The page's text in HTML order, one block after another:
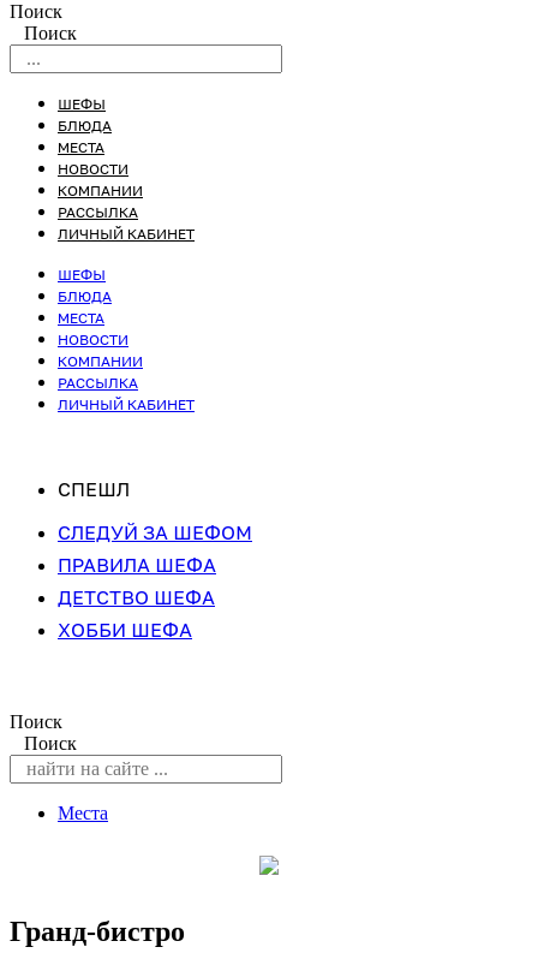
Поиск
Поиск
ШЕФЫ
БЛЮДА
МЕСТА
НОВОСТИ
КОМПАНИИ
РАССЫЛКА
ЛИЧНЫЙ КАБИНЕТ
ШЕФЫ
БЛЮДА
МЕСТА
НОВОСТИ
КОМПАНИИ
РАССЫЛКА
ЛИЧНЫЙ КАБИНЕТ
СПЕШЛ
СЛЕДУЙ ЗА ШЕФОМ
ПРАВИЛА ШЕФА
ДЕТСТВО ШЕФА
ХОББИ ШЕФА
Поиск
Поиск
Места
Гранд-бистро